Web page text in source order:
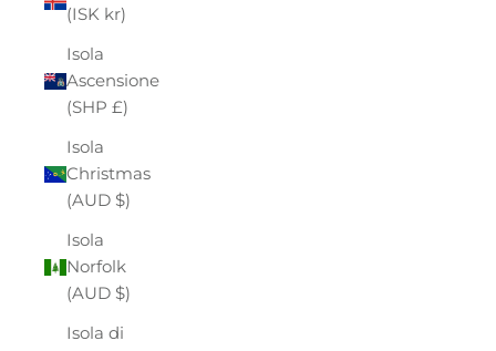
(ISK kr)
Isola
Ascensione
(SHP £)
Isola
Christmas
(AUD $)
Isola
Norfolk
(AUD $)
Isola di